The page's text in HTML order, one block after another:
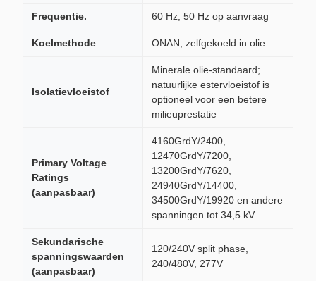
Frequentie. 60 Hz, 50 Hz op aanvraag
Koelmethode ONAN, zelfgekoeld in olie
Isolatievloeistof
Minerale olie-standaard;
natuurlijke estervloeistof is
optioneel voor een betere
milieuprestatie
Primary Voltage
Ratings
(aanpasbaar)
4160GrdY/2400,
12470GrdY/7200,
13200GrdY/7620,
24940GrdY/14400,
34500GrdY/19920 en andere
spanningen tot 34,5 kV
Sekundarische
spanningswaarden
(aanpasbaar)
120/240V split phase,
240/480V, 277V